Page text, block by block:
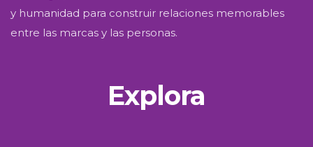
y humanidad para construir relaciones memorables
entre las marcas y las personas.
Explora